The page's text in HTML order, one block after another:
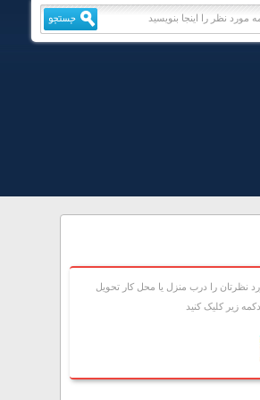
نظرتان را درب منزل يا محل کار تحويل
زير کليک کنيد